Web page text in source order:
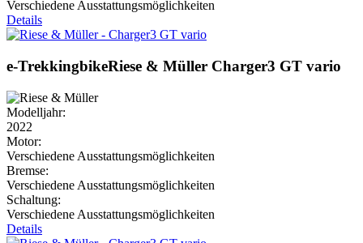
Verschiedene Ausstattungsmöglichkeiten
Details
e-TrekkingbikeRiese & Müller Charger3 GT vario
Modelljahr:
2022
Motor:
Verschiedene Ausstattungsmöglichkeiten
Bremse:
Verschiedene Ausstattungsmöglichkeiten
Schaltung:
Verschiedene Ausstattungsmöglichkeiten
Details